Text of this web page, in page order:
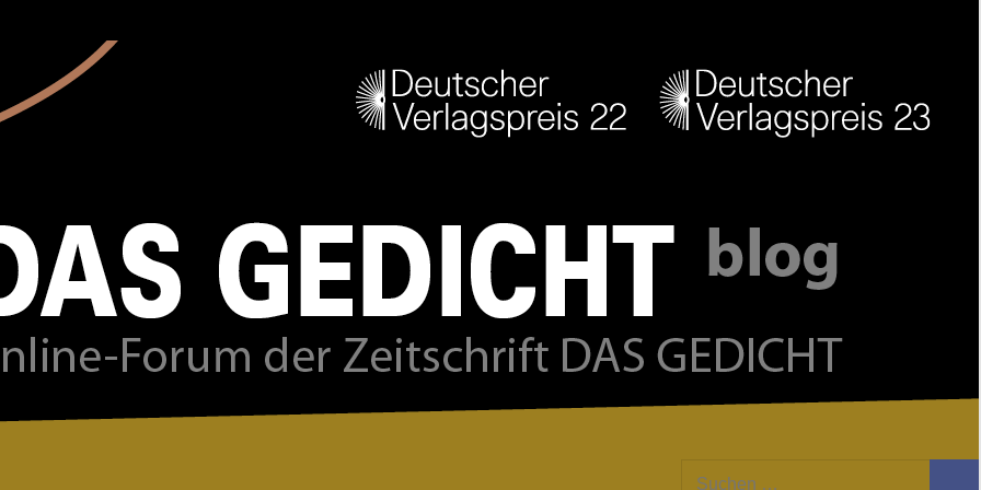
Suchen